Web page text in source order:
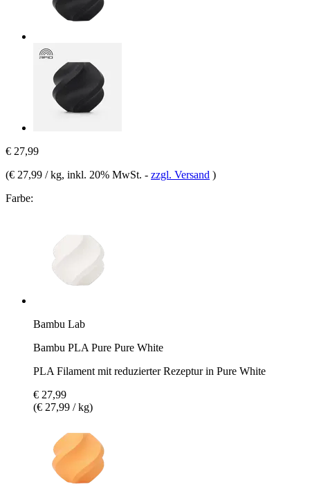
€ 27,99
(€ 27,99 / kg, inkl. 20% MwSt. - zzgl. Versand )
Farbe:
Bambu Lab
Bambu PLA Pure Pure White
PLA Filament mit reduzierter Rezeptur in Pure White
€ 27,99
(€ 27,99 / kg)